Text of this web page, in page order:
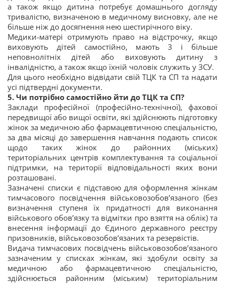
а також якщо дитина потребує домашнього догляду
тривалістю, визначеною в медичному висновку, але не
більше ніж до досягнення нею шестирічного віку.
Медики-матері отримують право на відстрочку, якщо
виховують дітей самостійно, мають 3 і більше
неповнолітніх дітей або виховують дитину з
інвалідністю, а також якщо їхній чоловік служить у ЗСУ.
Для цього необхідно відвідати свій ТЦК та СП та надати
усі підтвердні документи.
5. Чи потрібно самостійно йти до ТЦК та СП?
Заклади професійної (професійно-технічної), фахової
передвищої або вищої освіти, які здійснюють підготовку
жінок за медичною або фармацевтичною спеціальністю,
за два місяці до завершення навчання подають список
щодо таких жінок до районних (міських)
територіальних центрів комплектування та соціальної
підтримки, на території відповідальності яких вони
розташовані.
Зазначені списки є підставою для оформлення жінкам
тимчасового посвідчення військовозобов’язаного (без
визначення ступеня їх придатності для виконання
військового обов’язку та відмітки про взяття на облік) та
внесення інформації до Єдиного державного реєстру
призовників, військовозобов’язаних та резервістів.
Видача тимчасових посвідчень військовозобов’язаного
зазначеним у списках жінкам, які здобули освіту за
медичною або фармацевтичною спеціальністю,
здійснюється районним (міським) територіальним